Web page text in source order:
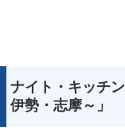
ナイト・キッチ
伊勢・志摩～」